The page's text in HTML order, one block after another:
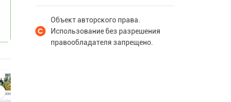
Объект авторского права.
Использование без разрешения
правообладателя запрещено.